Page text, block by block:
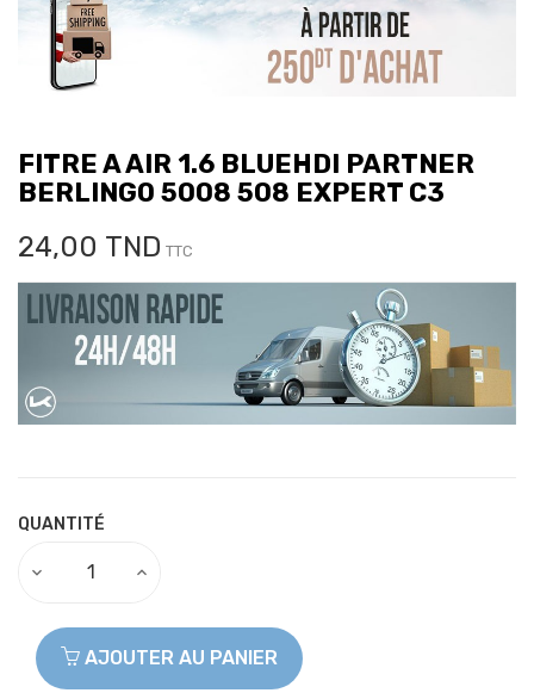
FITRE A AIR 1.6 BLUEHDI PARTNER
BERLINGO 5008 508 EXPERT C3
24,00 TND TTC
QUANTITÉ
AJOUTER AU PANIER